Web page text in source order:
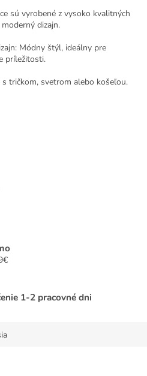
sú vyrobené z vysoko kvalitných
dizajn.
Módny štýl, ideálny pre
príležitosti.
tričkom, svetrom alebo košeľou.
1-2 pracovné dni